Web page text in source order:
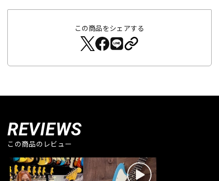
この商品をシェアする
REVIEWS
この商品のレビュー